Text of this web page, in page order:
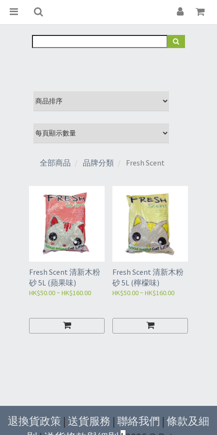
全部商品 品牌分類 Fresh Scent
Fresh Scent 清新木粉
砂 5L (蘋果味)
HK$50.00 ~ HK$160.00
Fresh Scent 清新木粉
砂 5L (檸檬味)
HK$50.00 ~ HK$160.00
退換貨政策 | 送貨服務 | 聯絡我們 | 條款及細